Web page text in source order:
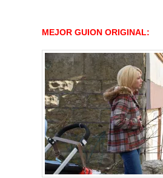
MEJOR GUION ORIGINAL: